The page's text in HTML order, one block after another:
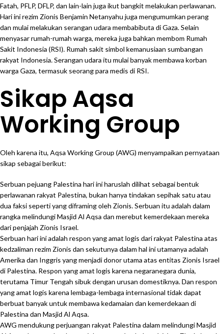
Fatah, PFLP, DFLP, dan lain-lain juga ikut bangkit melakukan perlawanan.
Hari ini rezim Zionis Benjamin Netanyahu juga mengumumkan perang
dan mulai melakukan serangan udara membabibuta di Gaza. Selain
menyasar rumah-rumah warga, mereka juga bahkan membom Rumah
Sakit Indonesia (RSI). Rumah sakit simbol kemanusiaan sumbangan
rakyat Indonesia. Serangan udara itu mulai banyak membawa korban
warga Gaza, termasuk seorang para medis di RSI.
Sikap Aqsa
Working Group
Oleh karena itu, Aqsa Working Group (AWG) menyampaikan pernyataan
sikap sebagai berikut:
Serbuan pejuang Palestina hari ini haruslah dilihat sebagai bentuk
perlawanan rakyat Palestina, bukan hanya tindakan sepihak satu atau
dua faksi seperti yang diframing oleh Zionis. Serbuan itu adalah dalam
rangka melindungi Masjid Al Aqsa dan merebut kemerdekaan mereka
dari penjajah Zionis Israel.
Serbuan hari ini adalah respon yang amat logis dari rakyat Palestina atas
kedzaliman rezim Zionis dan sekutunya dalam hal ini utamanya adalah
Amerika dan Inggris yang menjadi donor utama atas entitas Zionis Israel
di Palestina. Respon yang amat logis karena negaranegara dunia,
terutama Timur Tengah sibuk dengan urusan domestiknya. Dan respon
yang amat logis karena lembaga-lembaga internasional tidak dapat
berbuat banyak untuk membawa kedamaian dan kemerdekaan di
Palestina dan Masjid Al Aqsa.
AWG mendukung perjuangan rakyat Palestina dalam melindungi Masjid